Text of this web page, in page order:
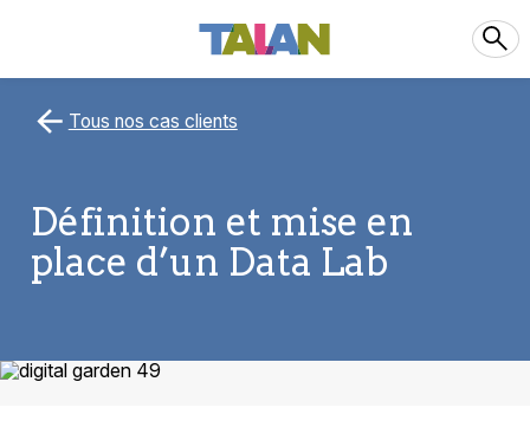
Tous nos cas clients
Définition et mise en
place d’un Data Lab